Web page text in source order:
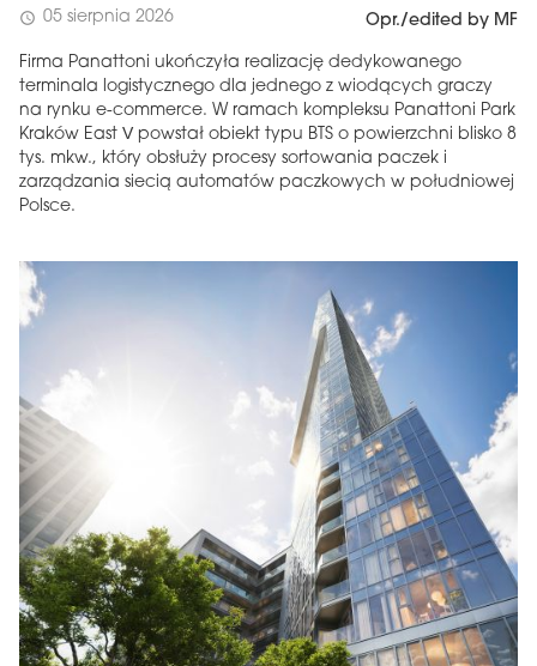
schedule 05 sierpnia 2026 Opr./edited by MF
Firma Panattoni ukończyła realizację dedykowanego
terminala logistycznego dla jednego z wiodących graczy
na rynku e-commerce. W ramach kompleksu Panattoni Park
Kraków East V powstał obiekt typu BTS o powierzchni blisko 8
tys. mkw., który obsłuży procesy sortowania paczek i
zarządzania siecią automatów paczkowych w południowej
Polsce.